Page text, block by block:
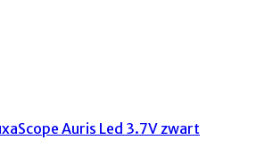
Auris Led 3.7V zwart